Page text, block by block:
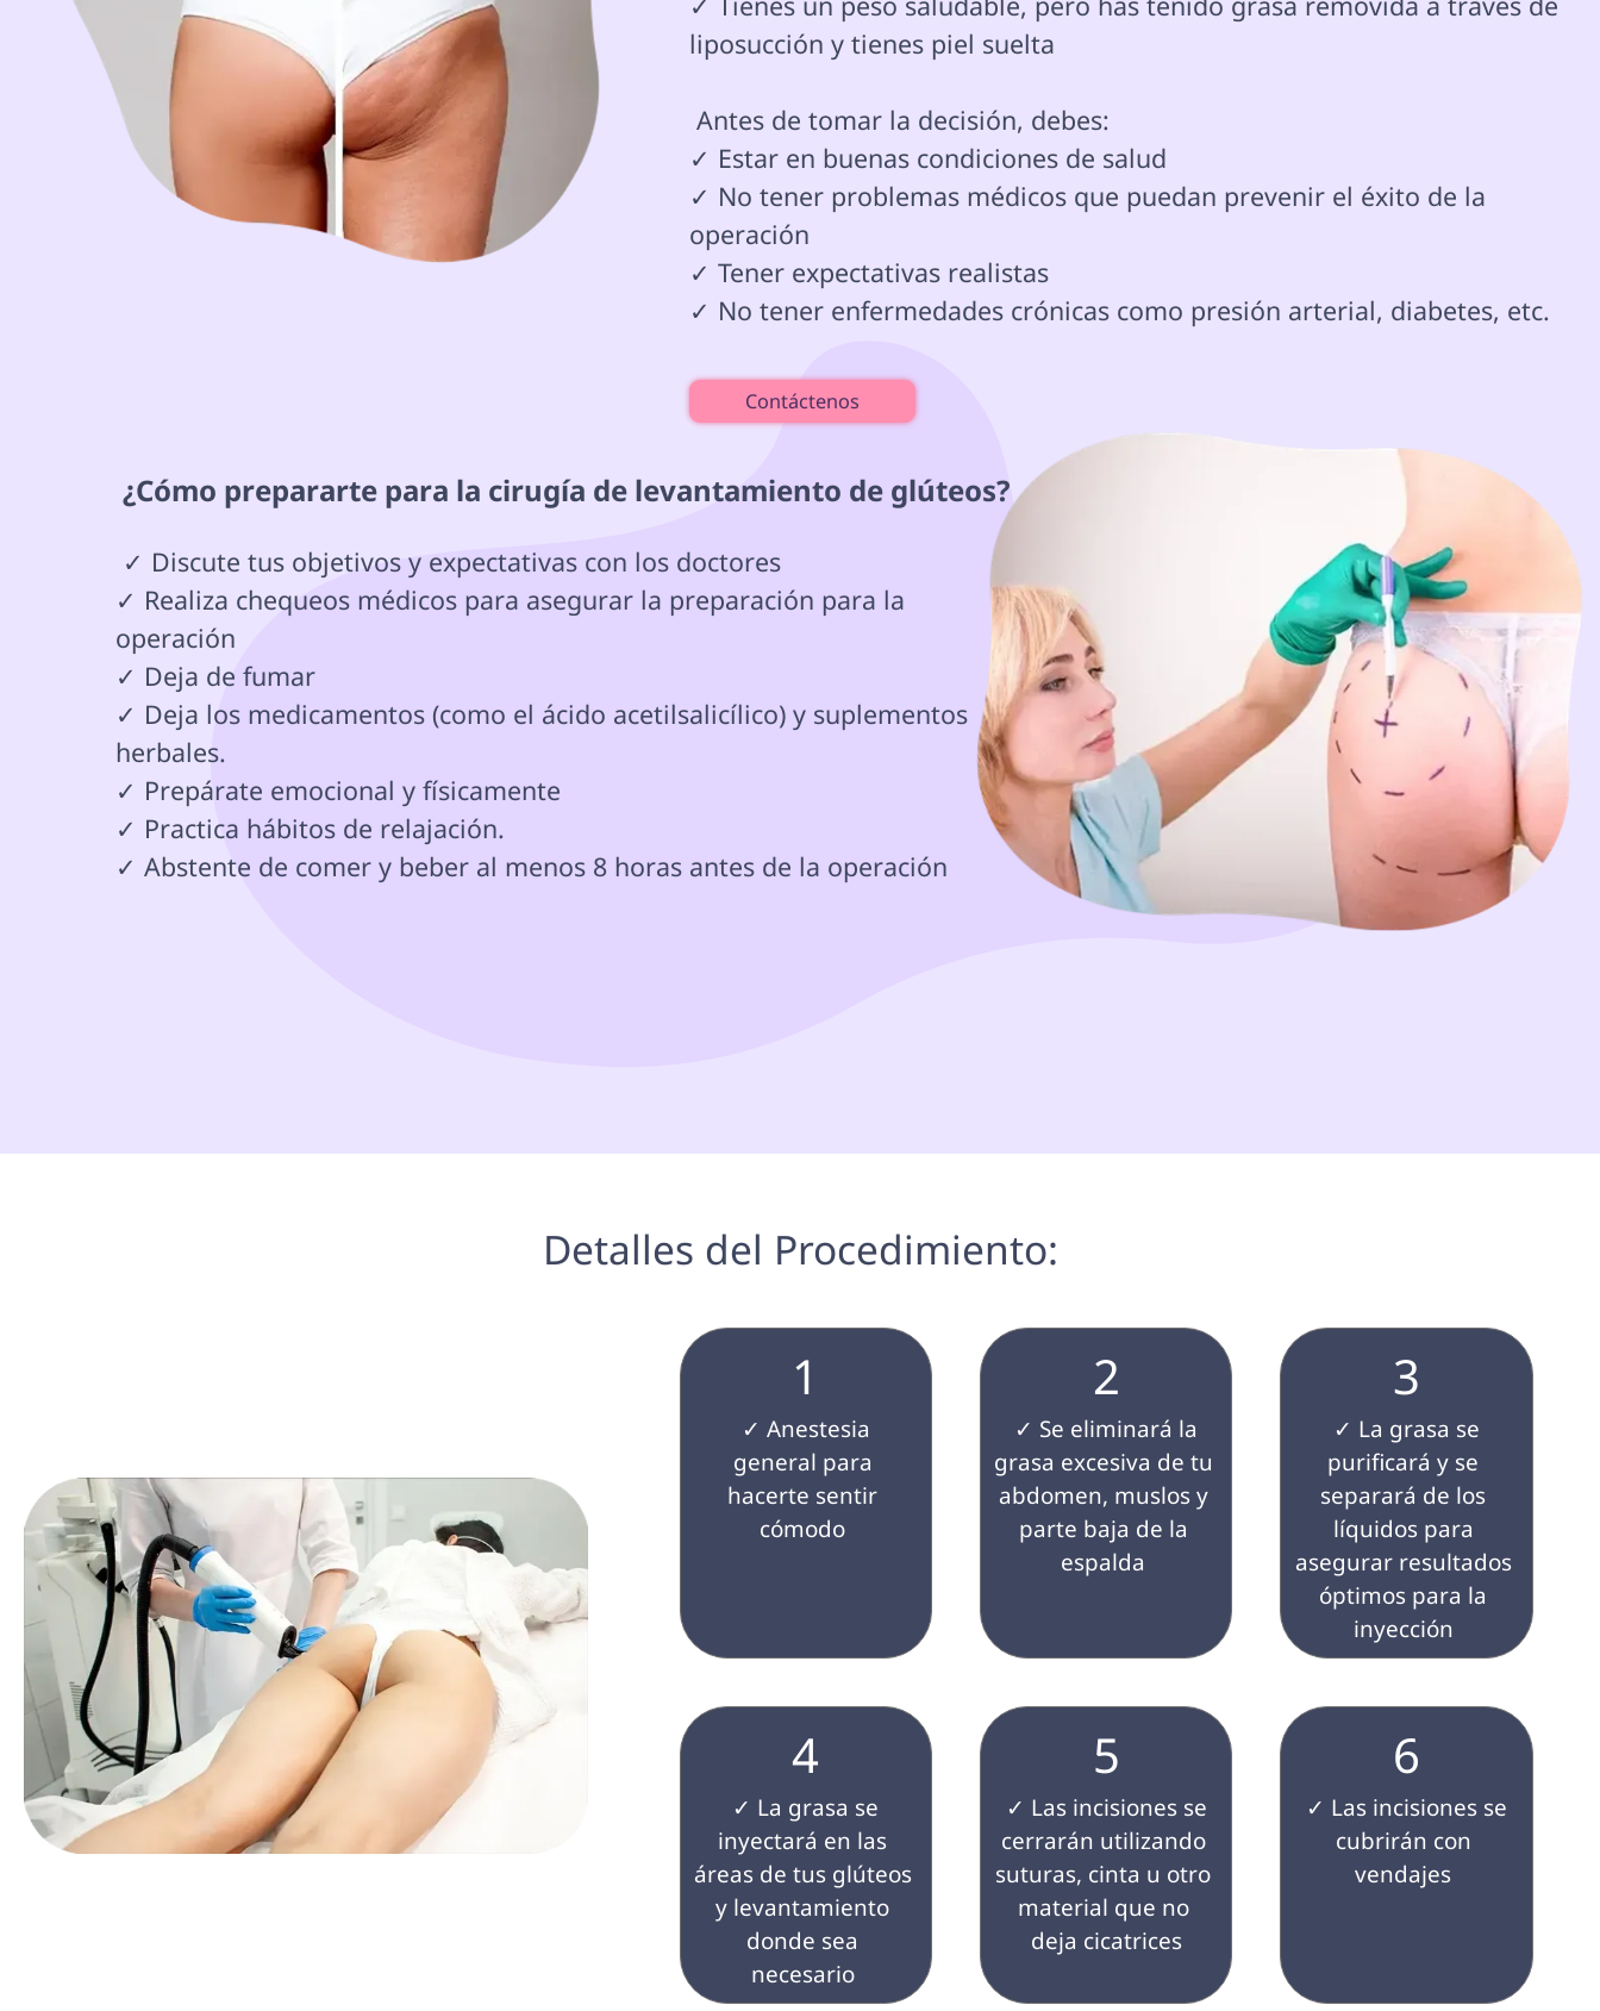
liposucción y tienes piel suelta
✓ Estar en buenas condiciones de salud
✓ No tener problemas médicos que puedan prevenir el éxito de la
operación
✓ Tener expectativas realistas
✓ No tener enfermedades crónicas como presión arterial, diabetes, etc.
Contáctenos
¿Cómo prepararte para la cirugía de levantamiento de glúteos?
✓ Realiza chequeos médicos para asegurar la preparación para la
operación
✓ Deja de fumar
✓ Deja los medicamentos (como el ácido acetilsalicílico) y suplementos
herbales.
✓ Prepárate emocional y físicamente
✓ Practica hábitos de relajación.
✓ Abstente de comer y beber al menos 8 horas antes de la operación
Detalles del Procedimiento:
1
general para
hacerte sentir
cómodo
2
grasa excesiva de tu
abdomen, muslos y
parte baja de la
espalda
3
purificará y se
separará de los
líquidos para
asegurar resultados
óptimos para la
inyección
4
inyectará en las
áreas de tus glúteos
y levantamiento
donde sea
necesario
5
cerrarán utilizando
suturas, cinta u otro
material que no
deja cicatrices
6
cubrirán con
vendajes